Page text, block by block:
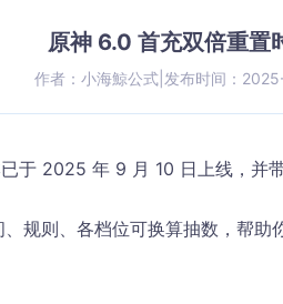
原神 6.0 首充双倍重置
作者：小海鯨公式| 发布时间：
于 2025 年 9 月 10 日上线，并
规则、各档位可换算抽数，帮助